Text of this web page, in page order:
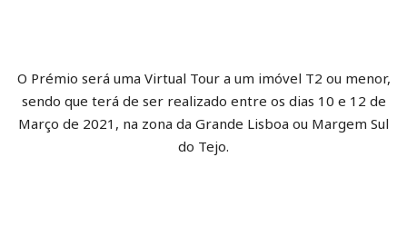
O Prémio será uma Virtual Tour a um imóvel T2 ou menor,
sendo que terá de ser realizado entre os dias 10 e 12 de
Março de 2021, na zona da Grande Lisboa ou Margem Sul
do Tejo.